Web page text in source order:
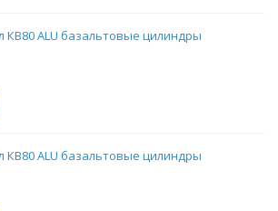
КВ80 ALU базальтовые цилиндры
КВ80 ALU базальтовые цилиндры